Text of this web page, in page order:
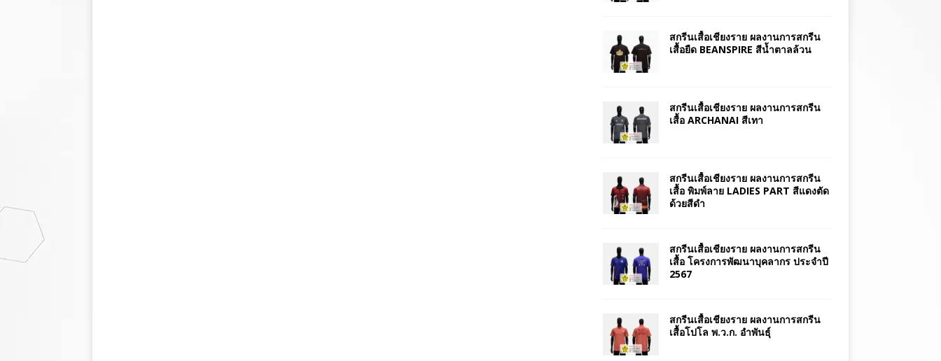
สกรีนเสื้อเชียงราย ผลงานการสกรีน
เสื้อยืด BEANSPIRE สีน้ำตาลล้วน
สกรีนเสื้อเชียงราย ผลงานการสกรีน
เสื้อ ARCHANAI สีเทา
สกรีนเสื้อเชียงราย ผลงานการสกรีน
เสื้อ พิมพ์ลาย LADIES PART สีแดงตัด
ด้วยสีดำ
สกรีนเสื้อเชียงราย ผลงานการสกรีน
เสื้อ โครงการพัฒนาบุคลากร ประจำปี
2567
สกรีนเสื้อเชียงราย ผลงานการสกรีน
เสื้อโปโล พ.ว.ก. อำพันธุ์